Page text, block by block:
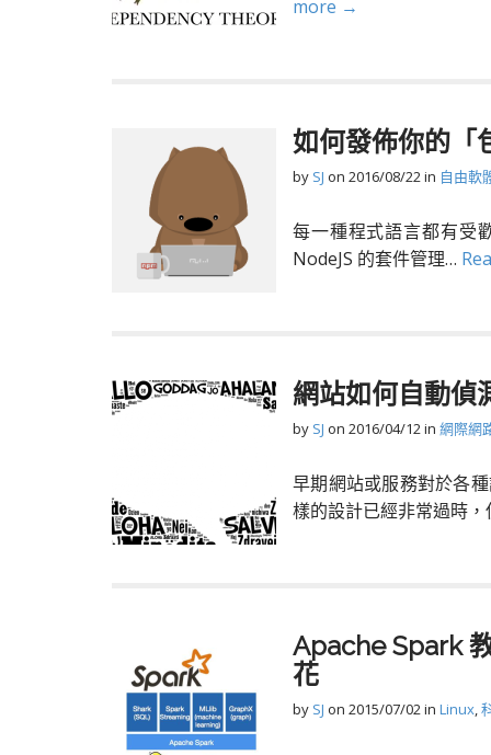
more →
如何發佈你的「
by SJ on 2016/08/22in 自由軟
每一種程式語言都有受
NodeJS 的套件管理…
網站如何自動偵
by SJ on 2016/04/12in 網際網
早期網站或服務對於各
樣的設計已經非常過時
Apache Spark
花
by SJ on 2015/07/02in Linux,